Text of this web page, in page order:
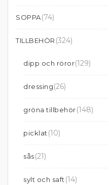
SOPPA(74)
TILLBEHÖR (324)
dipp och röror(129)
dressing(26)
gröna tillbehör(148)
picklat (10)
sås(21)
sylt och saft (14)